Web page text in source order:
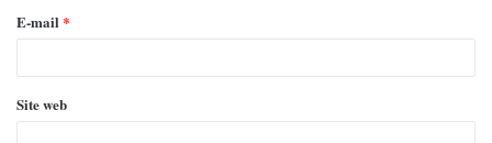
E-mail *
Site web